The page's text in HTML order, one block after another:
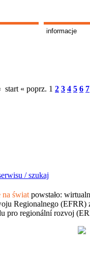
informacje
start « poprz. 1 2 3 4 5 6 7
/szukaj
na świat powstało:
Regionalnego
pro regionální rozvoj